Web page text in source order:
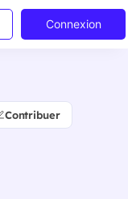
Connexion
Contribuer